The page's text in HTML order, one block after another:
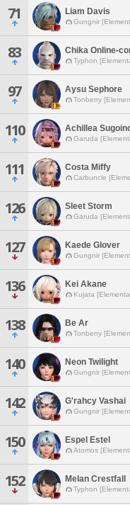
71 Liam Davis
Gungnir
83 Chika Online-
Typhon
97 Aysu Sephore
Tonberry
110 Achillea
Garuda
111 Costa Miffy
Carbuncle
126 Sleet Storm
Garuda
127 Kaede Glover
Gungnir
136 Kei Akane
Kujata
138 Be Ar
Tonberry
140 Neon Twilight
Gungnir
142 G'rahcy Vashai
Gungnir
150 Espel Estel
Atomos
152 Melan Crestfall
Typhon